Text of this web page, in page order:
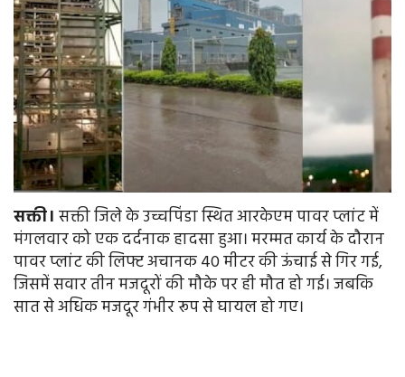
सक्ती। सक्ती जिले के उच्चपिंडा स्थित आरकेएम पावर प्लांट में
मंगलवार को एक दर्दनाक हादसा हुआ। मरम्मत कार्य के दौरान
पावर प्लांट की लिफ्ट अचानक 40 मीटर की ऊंचाई से गिर गई,
जिसमें सवार तीन मजदूरों की मौके पर ही मौत हो गई। जबकि
सात से अधिक मजदूर गंभीर रूप से घायल हो गए।